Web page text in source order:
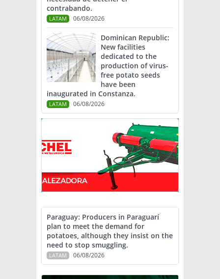
contrabando.
LATAM 06/08/2026
Dominican Republic:
New facilities
dedicated to the
production of virus-
free potato seeds
have been
inaugurated in Constanza.
LATAM 06/08/2026
Paraguay: Producers in Paraguarí
plan to meet the demand for
potatoes, although they insist on the
need to stop smuggling.
LATAM 06/08/2026